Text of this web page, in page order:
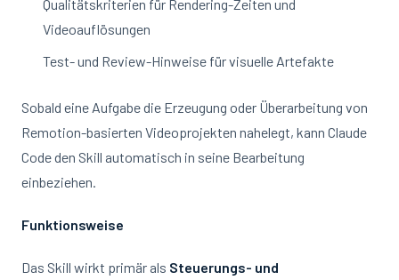
Qualitätskriterien für Rendering-Zeiten und
Videoauflösungen
Test- und Review-Hinweise für visuelle Artefakte
Sobald eine Aufgabe die Erzeugung oder Überarbeitung von
Remotion-basierten Videoprojekten nahelegt, kann Claude
Code den Skill automatisch in seine Bearbeitung
einbeziehen.
Funktionsweise
Das Skill wirkt primär als Steuerungs- und